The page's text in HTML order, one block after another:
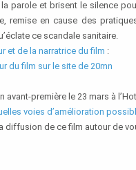
parole et brisent le silence
remise en cause des
ce scandale sanitaire.
et de la narratrice du film :
du film sur le site de 20mn
avant-première le 23 mars à
voies d’amélioration
diffusion de ce film autour de